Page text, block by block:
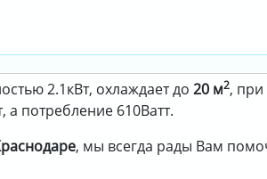
2.1кВт, охлаждает до 20 м2,
потребление 610Ватт.
, мы всегда рады Вам